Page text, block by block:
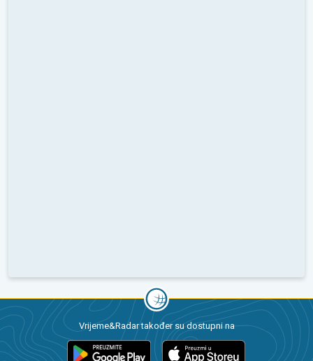
Vrijeme&Radar također su dostupni na